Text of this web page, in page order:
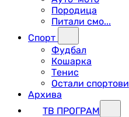
Породица
Питали смо...
Спорт
Фудбал
Кошарка
Тенис
Остали спортови
Архива
ТВ ПРОГРАМ